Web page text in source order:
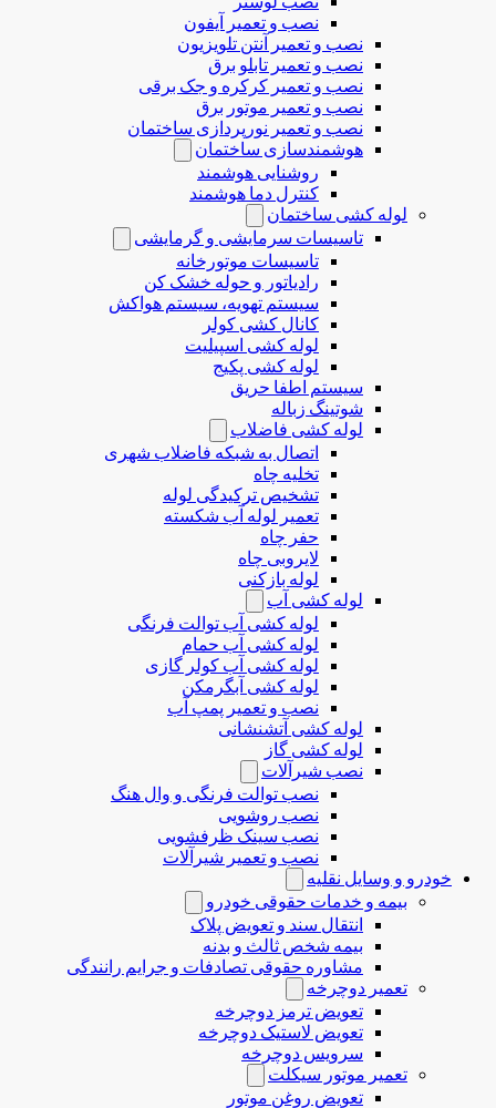
نصب و تعمیر آیفون
نصب و تعمیر آنتن تلویزیون
نصب و تعمیر تابلو برق
نصب و تعمیر کرکره و جک برقی
نصب و تعمیر موتور برق
نصب و تعمیر نورپردازی ساختمان
هوشمندسازی ساختمان
روشنایی هوشمند
کنترل دما هوشمند
لوله کشی ساختمان
تاسیسات سرمایشی و گرمایشی
تاسیسات موتورخانه
رادیاتور و حوله خشک کن
سیستم تهویه، سیستم هواکش
کانال کشی کولر
لوله کشی اسپیلیت
لوله کشی پکیج
سیستم اطفا حریق
شوتینگ زباله
لوله كشی فاضلاب
اتصال به شبکه فاضلاب شهری
تخلیه چاه
تشخیص ترکیدگی لوله
تعمیر لوله آب شکسته
حفر چاه
لایروبی چاه
لوله بازکنی
لوله کشی آب
لوله کشی آب توالت فرنگی
لوله کشی آب حمام
لوله کشی آب کولر گازی
لوله کشی آبگرمکن
نصب و تعمیر پمپ آب
لوله کشی آتشنشانی
لوله کشی گاز
نصب شیرآلات
نصب توالت فرنگی و وال هنگ
نصب روشویی
نصب سینک ظرفشویی
نصب و تعمیر شیرآلات
خودرو و وسایل نقلیه
بیمه و خدمات حقوقی خودرو
انتقال سند و تعویض پلاک
بیمه شخص ثالث و بدنه
مشاوره حقوقی تصادفات و جرایم رانندگی
تعمیر دوچرخه
تعویض ترمز دوچرخه
تعویض لاستیک دوچرخه
سرویس دوچرخه
تعمیر موتور سیکلت
تعویض روغن موتور